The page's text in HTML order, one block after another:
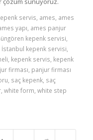
servis ames ames
yapı ames panjur
kepenk servisi
İstanbul kepenk servisi
kepenk servis kepenk
firması panjur firması
saç kepenk, saç
, white form white step